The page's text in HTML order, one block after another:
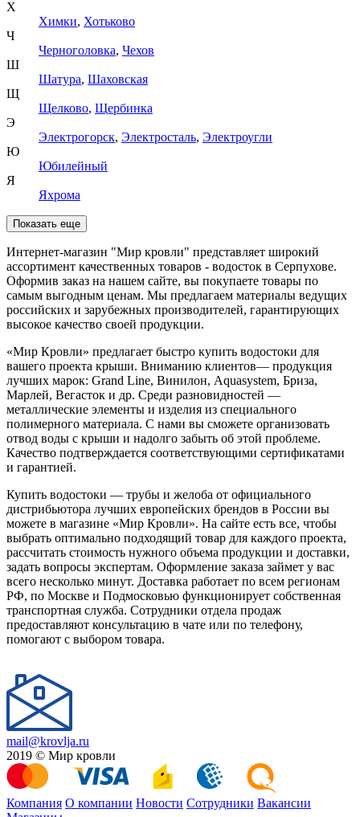
Х
Химки, Хотьково
Ч
Черноголовка, Чехов
Ш
Шатура, Шаховская
Щ
Щелково, Щербинка
Э
Электрогорск, Электросталь, Электроугли
Ю
Юбилейный
Я
Яхрома
Показать еще
Интернет-магазин "Мир кровли" представляет широкий
ассортимент качественных товаров - водосток в Серпухове.
Оформив заказ на нашем сайте, вы покупаете товары по
самым выгодным ценам. Мы предлагаем материалы ведущих
российских и зарубежных производителей, гарантирующих
высокое качество своей продукции.
«Мир Кровли» предлагает быстро купить водостоки для
вашего проекта крыши. Вниманию клиентов— продукция
лучших марок: Grand Line, Винилон, Aquasystem, Бриза,
Марлей, Вегасток и др. Среди разновидностей —
металлические элементы и изделия из специального
полимерного материала. С нами вы сможете организовать
отвод воды с крыши и надолго забыть об этой проблеме.
Качество подтверждается соответствующими сертификатами
и гарантией.
Купить водостоки — трубы и желоба от официального
дистрибьютора лучших европейских брендов в России вы
можете в магазине «Мир Кровли». На сайте есть все, чтобы
выбрать оптимально подходящий товар для каждого проекта,
рассчитать стоимость нужного объема продукции и доставки,
задать вопросы экспертам. Оформление заказа займет у вас
всего несколько минут. Доставка работает по всем регионам
РФ, по Москве и Подмосковью функционирует собственная
транспортная служба. Сотрудники отдела продаж
предоставляют консультацию в чате или по телефону,
помогают с выбором товара.
mail@krovlja.ru
2019 © Мир кровли
Компания О компании Новости Сотрудники Вакансии